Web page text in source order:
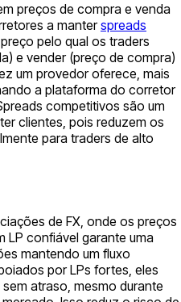
preços de compra e venda
a manterspreads
pelo qual os traders
e vender (preço de compra)
um provedor oferece, mais
a plataforma do corretor
competitivos são um
clientes, pois reduzem os
para traders de alto
de FX, onde os preços
LP confiável garante uma
mantendo um fluxo
por LPs fortes, eles
atraso, mesmo durante